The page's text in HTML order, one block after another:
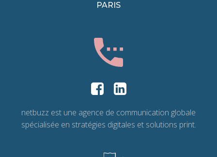
PARIS
netbuzz est une agence de communication globale
spécialisée en stratégies digitales et solutions print.